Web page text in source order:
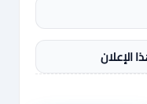
الإعلان